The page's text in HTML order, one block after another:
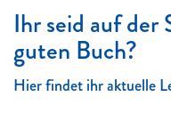
Ihr seid auf der
guten Buch?
Hier findet ihr aktuelle